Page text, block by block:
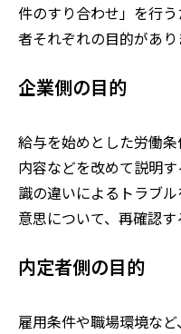
件のすり合わせ」を行
者それぞれの目的があり
企業側の目的
給与を始めとした労働
内容などを改めて説明
識の違いによるトラブ
意思について、再確認す
内定者側の目的
雇用条件や職場環境な